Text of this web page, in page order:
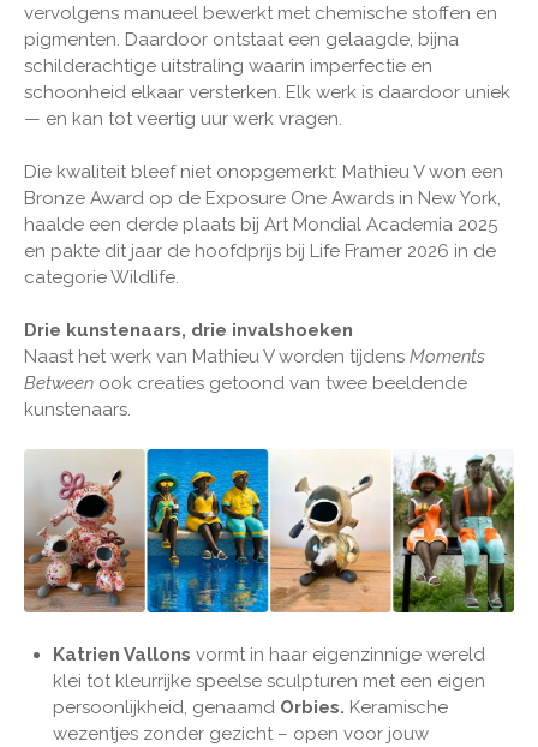
vervolgens manueel bewerkt met chemische stoffen en
pigmenten. Daardoor ontstaat een gelaagde, bijna
schilderachtige uitstraling waarin imperfectie en
schoonheid elkaar versterken. Elk werk is daardoor uniek
— en kan tot veertig uur werk vragen.
Die kwaliteit bleef niet onopgemerkt: Mathieu V won een
Bronze Award op de Exposure One Awards in New York,
haalde een derde plaats bij Art Mondial Academia 2025
en pakte dit jaar de hoofdprijs bij Life Framer 2026 in de
categorie Wildlife.
Drie kunstenaars, drie invalshoeken
Naast het werk van Mathieu V worden tijdens Moments
Between ook creaties getoond van twee beeldende
kunstenaars.
Katrien Vallons vormt in haar eigenzinnige wereld
klei tot kleurrijke speelse sculpturen met een eigen
persoonlijkheid, genaamd Orbies. Keramische
wezentjes zonder gezicht – open voor jouw